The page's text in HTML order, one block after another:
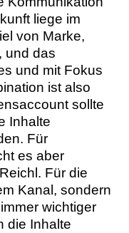
liege im
von Marke,
und das
und mit Fokus
ist also
sollte
Inhalte
Für
es aber
Für die
Kanal, sondern
wichtiger
die Inhalte